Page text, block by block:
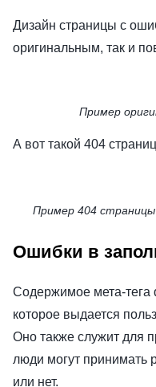
Дизайн страницы с
оригинальным, так и
Пример
А вот такой 404
Пример 404
Ошибки в
Содержимое мета-тега
которое выдается
Оно также служит для
люди могут принимать
или нет.